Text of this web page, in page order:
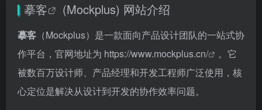
摹客 (Mockplus) 网站介绍
摹客 （Mockplus）是一款面向产品设计团队的一站式协
作平台，官网地址为 https://www.mockplus.cn/
。它
被数百万设计师、产品经理和开发工程师广泛使用，核
心定位是解决从设计到开发的协作效率问题。